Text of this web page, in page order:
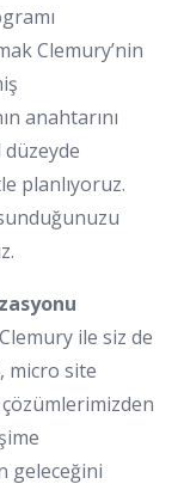
Clemury’nin
anahtarını
planlıyoruz.
ile siz de
micro site
geleceğini